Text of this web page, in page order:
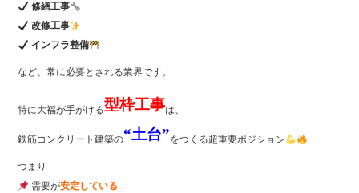
修繕工事
改修工事
インフラ整備
など、常に必要とされる業界です。
特に大福が手がける型枠工事は、
鉄筋コンクリート建築の“土台”をつくる超重要ポジション
つまり──
需要が安定している